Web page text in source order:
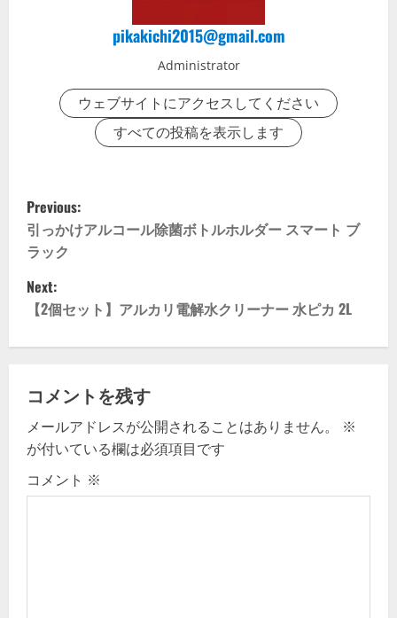
pikakichi2015@gmail.com
Administrator
ウェブサイトにアクセスしてください
すべての投稿を表示します
P
o
s
n
a
v
i
g
Previous:
引っかけアルコール除菌ボトルホルダー スマート ブ
ラック
Next:
【2個セット】アルカリ電解水クリーナー 水ピカ 2L
コメントを残す
メールアドレスが公開されることはありません。
※
が付いている欄は必須項目です
コメント ※